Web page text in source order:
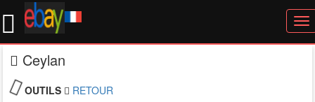
Ceylan
OUTILS RETOUR